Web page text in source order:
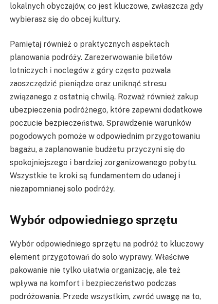
lokalnych obyczajów, co jest kluczowe, zwłaszcza gdy
wybierasz się do obcej kultury.
Pamiętaj również o praktycznych aspektach
planowania podróży. Zarezerwowanie biletów
lotniczych i noclegów z góry często pozwala
zaoszczędzić pieniądze oraz uniknąć stresu
związanego z ostatnią chwilą. Rozważ również zakup
ubezpieczenia podróżnego, które zapewni dodatkowe
poczucie bezpieczeństwa. Sprawdzenie warunków
pogodowych pomoże w odpowiednim przygotowaniu
bagażu, a zaplanowanie budżetu przyczyni się do
spokojniejszego i bardziej zorganizowanego pobytu.
Wszystkie te kroki są fundamentem do udanej i
niezapomnianej solo podróży.
Wybór odpowiedniego sprzętu
Wybór odpowiedniego sprzętu na podróż to kluczowy
element przygotowań do solo wyprawy. Właściwe
pakowanie nie tylko ułatwia organizację, ale też
wpływa na komfort i bezpieczeństwo podczas
podróżowania. Przede wszystkim, zwróć uwagę na to,